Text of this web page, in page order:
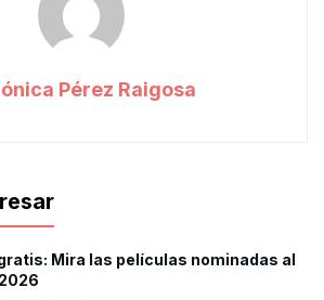
Pérez Raigosa
Mira las películas nominadas al